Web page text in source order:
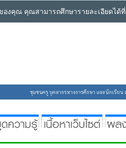
งคุณ คุณสามารถศึกษารายละเอียดได้ที่
ชุมชนครู บุคลากรทางการศึกษา และนักเรีย